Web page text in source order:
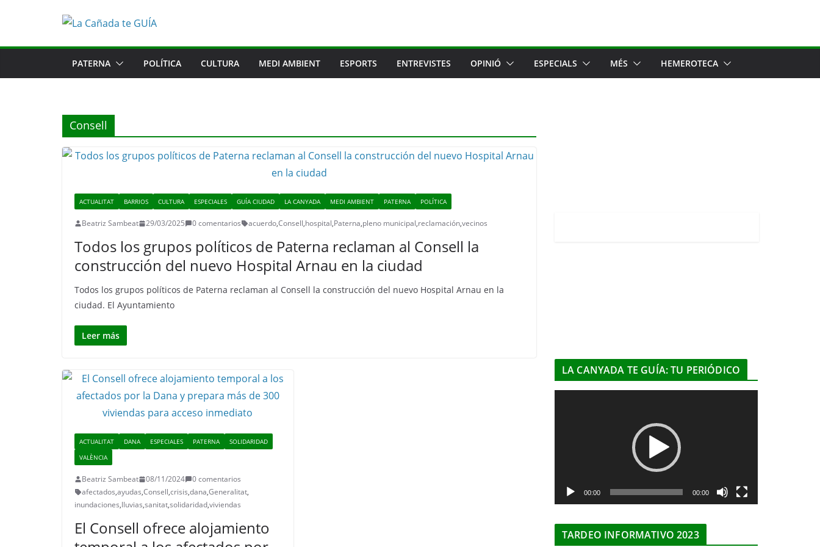
PATERNA POLÍTICA CULTURA MEDI AMBIENT ESPORTS ENTREVISTES OPINIÓ ESPECIALS MÉS HEMEROTECA
Consell
ACTUALITAT BARRIOS CULTURA ESPECIALES GUÍA CIUDAD LA CANYADA MEDI AMBIENT PATERNA POLÍTICA
Beatriz Sambeat 29/03/2025 0 comentarios acuerdo,Consell,hospital,Paterna,pleno municipal,reclamación,vecinos
Todos los grupos políticos de Paterna reclaman al Consell la
construcción del nuevo Hospital Arnau en la ciudad
Todos los grupos políticos de Paterna reclaman al Consell la construcción del nuevo Hospital Arnau en la
ciudad. El Ayuntamiento
Leer más
ACTUALITAT DANA ESPECIALES PATERNA
SOLIDARIDAD
VALÈNCIA
Beatriz Sambeat 08/11/2024
0 comentarios
afectados,ayudas,Consell,crisis,dana,Generalitat,
inundaciones,lluvias,sanitat,solidaridad,viviendas
El Consell ofrece alojamiento
LA CANYADA TE GUÍA: TU PERIÓDICO
c
00:00 00:00
TARDEO INFORMATIVO 2023